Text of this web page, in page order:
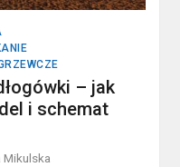
– jak
i schemat
Mikulska